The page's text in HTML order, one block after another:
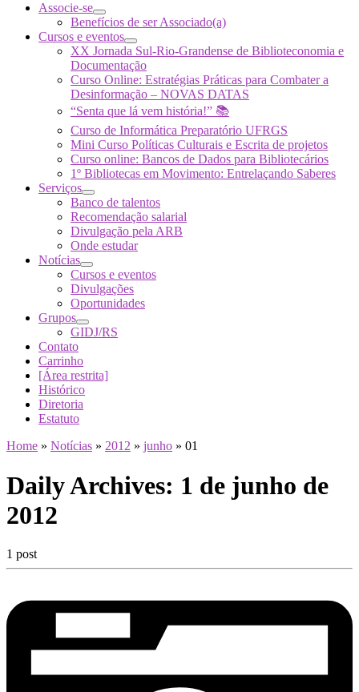
Associe-se
Benefícios de ser Associado(a)
Cursos e eventos
XX Jornada Sul-Rio-Grandense de Biblioteconomia e
Documentação
Curso Online: Estratégias Práticas para Combater a
Desinformação – NOVAS DATAS
“Senta que lá vem história!” 📚
Curso de Informática Preparatório UFRGS
Mini Curso Políticas Culturais e Escrita de projetos
Curso online: Bancos de Dados para Bibliotecários
1º Bibliotecas em Movimento: Entrelaçando Saberes
Serviços
Banco de talentos
Recomendação salarial
Divulgação pela ARB
Onde estudar
Notícias
Cursos e eventos
Divulgações
Oportunidades
Grupos
GIDJ/RS
Contato
Carrinho
[Área restrita]
Histórico
Diretoria
Estatuto
Home » Notícias » 2012 » junho » 01
Daily Archives: 1 de junho de
2012
1 post